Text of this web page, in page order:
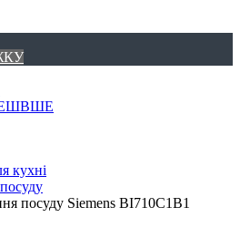
кухні
посуду Siemens BI710C1B1